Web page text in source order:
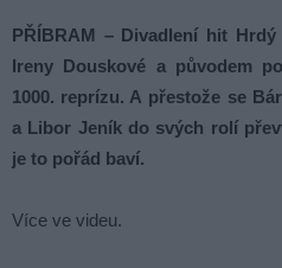
PŘÍBRAM – Divadlení hit
Ireny Douskové a původem
1000. reprízu. A přestože se
a Libor Jeník do svých rolí
je to pořád baví.
Více ve videu.